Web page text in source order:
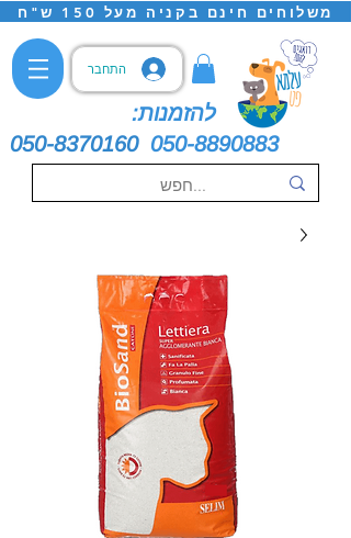
משלוחים חינם בקניה מעל 150 ש"ח
התחבר
להזמנות:
050-8370160 050-8890883